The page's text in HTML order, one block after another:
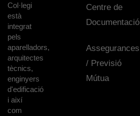
Col·legi
està
integrat
pels
aparelladors,
arquitectes
tècnics,
enginyers
d'edificació
i així
com
Centre de
Documentació
Assegurances
/ Previsió
Mútua